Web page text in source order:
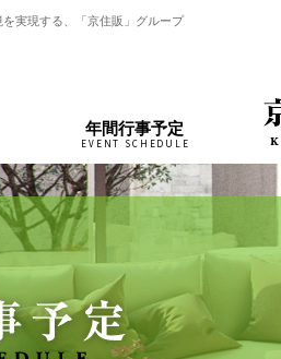
実現する、「京住販」グループ
年間行事予定
EVENT SCHEDULE